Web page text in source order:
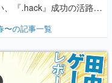
、『.hack』成功の活路を
色だった【若ゲのいた
〜の記事一覧